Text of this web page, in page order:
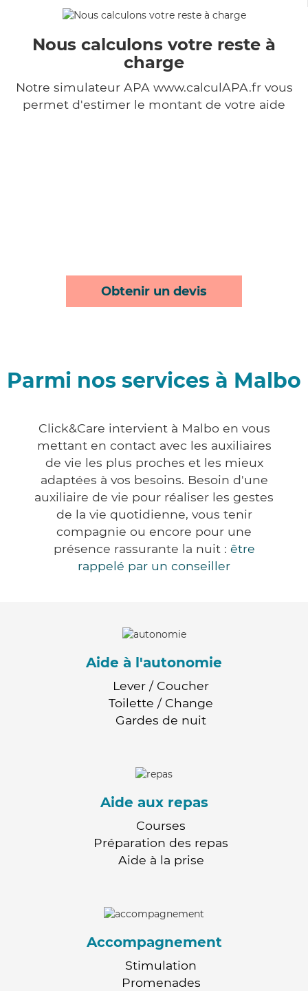
Nous calculons votre reste à
charge
Notre simulateur APA www.calculAPA.fr vous
permet d'estimer le montant de votre aide
Obtenir un devis
Parmi nos services à Malbo
Click&Care intervient à Malbo en vous
mettant en contact avec les auxiliaires
de vie les plus proches et les mieux
adaptées à vos besoins. Besoin d'une
auxiliaire de vie pour réaliser les gestes
de la vie quotidienne, vous tenir
compagnie ou encore pour une
présence rassurante la nuit : être
rappelé par un conseiller
Aide à l'autonomie
Lever / Coucher
Toilette / Change
Gardes de nuit
Aide aux repas
Courses
Préparation des repas
Aide à la prise
Accompagnement
Stimulation
Promenades